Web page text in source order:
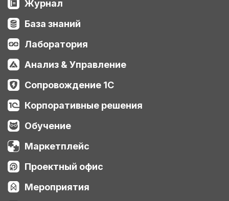
Журнал
База знаний
Лаборатория
Анализ & Управление
Сопровождение 1С
Корпоративные решения
Обучение
Маркетплейс
Проектный офис
Мероприятия